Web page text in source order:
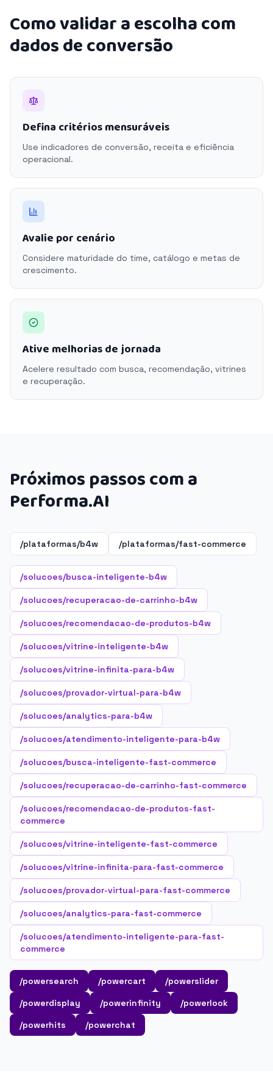
Como validar a escolha com
dados de conversão
Defina critérios mensuráveis
Use indicadores de conversão, receita e eficiência
operacional.
Avalie por cenário
Considere maturidade do time, catálogo e metas de
crescimento.
Ative melhorias de jornada
Acelere resultado com busca, recomendação, vitrines
e recuperação.
Próximos passos com a
Performa.AI
/plataformas/b4w /plataformas/fast-commerce
/solucoes/busca-inteligente-b4w
/solucoes/recuperacao-de-carrinho-b4w
/solucoes/recomendacao-de-produtos-b4w
/solucoes/vitrine-inteligente-b4w
/solucoes/vitrine-infinita-para-b4w
/solucoes/provador-virtual-para-b4w
/solucoes/analytics-para-b4w
/solucoes/atendimento-inteligente-para-b4w
/solucoes/busca-inteligente-fast-commerce
/solucoes/recuperacao-de-carrinho-fast-commerce
/solucoes/recomendacao-de-produtos-fast-
commerce
/solucoes/vitrine-inteligente-fast-commerce
/solucoes/vitrine-infinita-para-fast-commerce
/solucoes/provador-virtual-para-fast-commerce
/solucoes/analytics-para-fast-commerce
/solucoes/atendimento-inteligente-para-fast-
commerce
/powersearch /powercart
/powerslider
/powerdisplay
/powerinfinity
/powerlook
/powerhits
/powerchat